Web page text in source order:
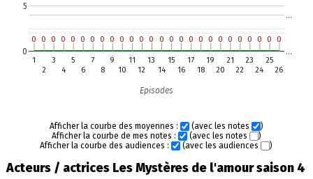
1
2
3
4
5
6
7
8
9
10
11
12
13
14
15
16
17
18
19
20
21
22
23
24
25
26
0
5
…
…
0
0 0
0 0
0 0
0 0
0 0
0 0
0 0
0 0
0 0
0 0
0 0
0 0
0 0
0 0
0 0
0 0
0 0
0 0
0 0
0 0
0 0
0 0
0 0
0 0
0 0
0
Episodes
Afficher la courbe des moyennes : (avec les notes
)
Afficher la courbe de mes notes :
(avec les notes
)
Afficher la courbe des audiences :
(avec les audiences )
Acteurs / actrices Les Mystères de l'amour saison 4